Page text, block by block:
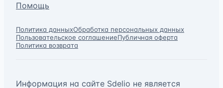
Помощь
Политика данныхОбработка персональных данных
Пользовательское соглашениеПубличная оферта
Политика возврата
Информация на сайте Sdelio не является